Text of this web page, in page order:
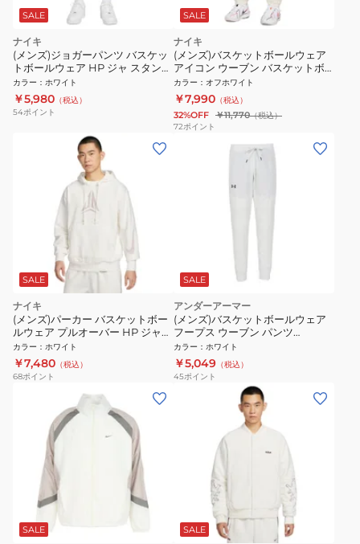
SALE
ナイキ
(メンズ)ジョガーパンツ バスケッ
トボールウェア HP ジャ スタンダ
ード イシュー ドライフィット
FN2995-133
カラー ： ホワイト
￥5,980 （税込）
54ポイント
SALE
ナイキ
(メンズ)バスケットボールウェア
アイコン ウーブン バスケットボ
ールパンツ HV3366-133
カラー ： オフホワイト
￥7,990 （税込）
32%OFF ￥11,770（税込）
72ポイント
SALE
ナイキ
(メンズ)パーカー バスケットボー
ルウェア プルオーバー HP ジャ
スタンダード イシュー ドライフ
ィット FN2988-133
カラー ： ホワイト
￥7,480 （税込）
68ポイント
SALE
アンダーアーマー
(メンズ)バスケットボールウェア
フープス ウーブン パンツ
1383401 114
カラー ： ホワイト
￥5,049 （税込）
45ポイント
SALE SALE